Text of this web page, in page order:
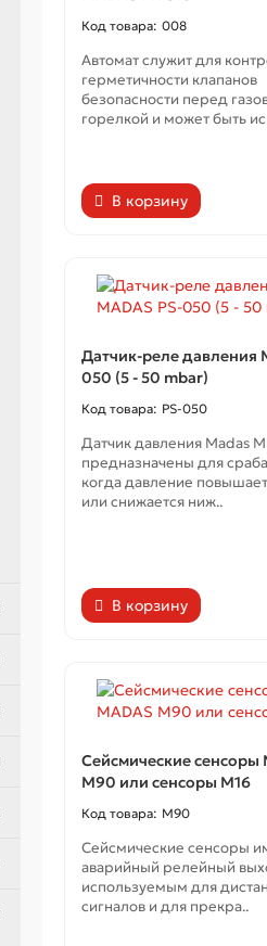
008
Автомат служит для
герметичности клапанов
безопасности перед
горелкой и может быть
В корзину
Датчик-реле давления
050 (5 - 50 mbar)
PS-050
Датчик давления Madas
предназначены для
когда давление
или снижается ниж..
В корзину
Сейсмические сенсоры
M90 или сенсоры M16
M90
Сейсмические сенсоры
аварийный релейный
используемым для
сигналов и для прекра..